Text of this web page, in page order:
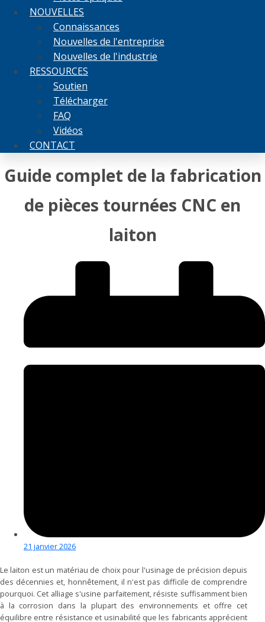
NOUVELLES
Connaissances
Nouvelles de l'entreprise
Nouvelles de l'industrie
RESSOURCES
Soutien
Télécharger
FAQ
Vidéos
CONTACT
Guide complet de la fabrication
de pièces tournées CNC en
laiton
21 janvier 2026
Le laiton est un matériau de choix pour l'usinage de précision depuis
des décennies et, honnêtement, il n'est pas difficile de comprendre
pourquoi. Cet alliage s'usine parfaitement, résiste suffisamment bien
à la corrosion dans la plupart des environnements et offre cet
équilibre entre résistance et usinabilité que les fabricants apprécient